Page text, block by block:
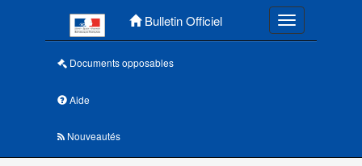
Bulletin Officiel Toggle
Documents opposables
Aide
Nouveautés